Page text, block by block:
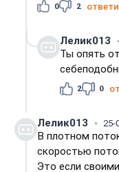
0 2
Лелик013
Ты опять
2 0
Лелик013 25-
В плотном
скоростью
Это если